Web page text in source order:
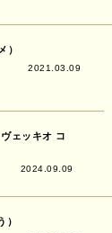
）
2021.03.09
ェッキオ コ
2024.09.09
）